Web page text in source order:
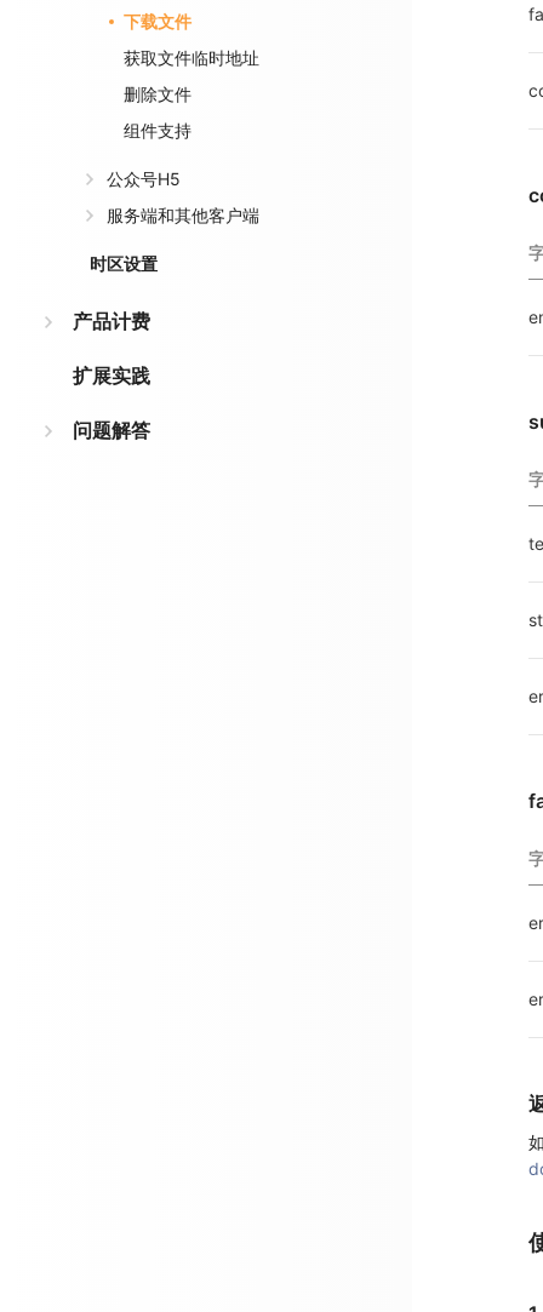
下载文件
获取文件临时地址
删除文件
组件支持
公众号H5
服务端和其他客户端
时区设置
产品计费
扩展实践
问题解答